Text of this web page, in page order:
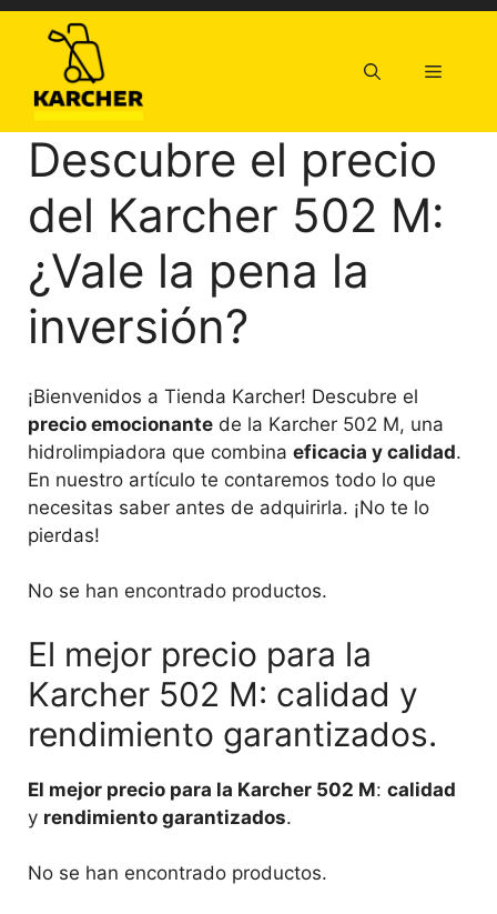
Saltar
contenido
Menú
Descubre el precio
del Karcher 502 M:
¿Vale la pena la
inversión?
¡Bienvenidos a Tienda Karcher! Descubre el
precio emocionante de la Karcher 502 M, una
hidrolimpiadora que combina eficacia y calidad.
En nuestro artículo te contaremos todo lo que
necesitas saber antes de adquirirla. ¡No te lo
pierdas!
No se han encontrado productos.
El mejor precio para la
Karcher 502 M: calidad y
rendimiento garantizados.
El mejor precio para la Karcher 502 M: calidad
y rendimiento garantizados.
No se han encontrado productos.